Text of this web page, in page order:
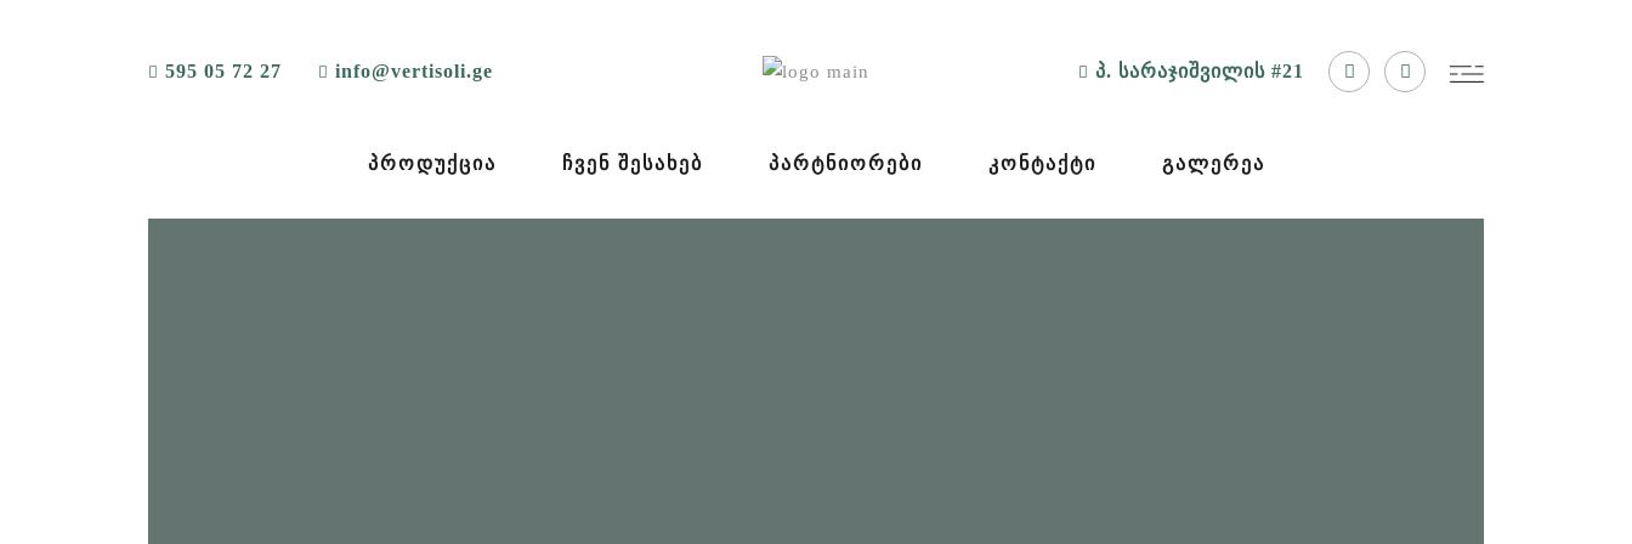
595 05 72 27 info@vertisoli.ge პ. სარაჯიშვილის #21
ᲞᲠᲝᲓᲣᲥᲪᲘᲐ ᲩᲕᲔᲜ ᲨᲔᲡᲐᲮᲔᲑ ᲞᲐᲠᲢᲜᲘᲝᲠᲔᲑᲘ ᲙᲝᲜᲢᲐᲥᲢᲘ ᲒᲐᲚᲔᲠᲔᲐ